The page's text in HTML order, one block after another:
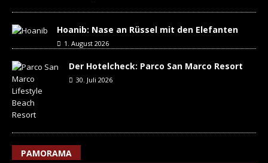
Hoanib: Nase an Rüssel mit den Elefanten
1. August 2026
Der Hotelcheck: Parco San Marco Resort
30. Juli 2026
PAMORAMA